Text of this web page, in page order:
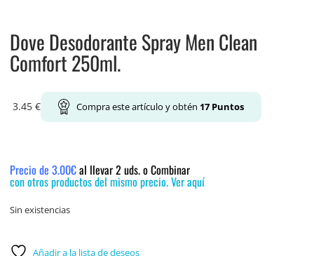
Dove Desodorante Spray Men Clean
Comfort 250ml.
3.45 € Compra este artículo y obtén 17Puntos
Precio de 3.00€al llevar 2 uds. o Combinar
con otros productos del mismo precio. Ver aquí
Sin existencias
Añadir a la lista de deseos